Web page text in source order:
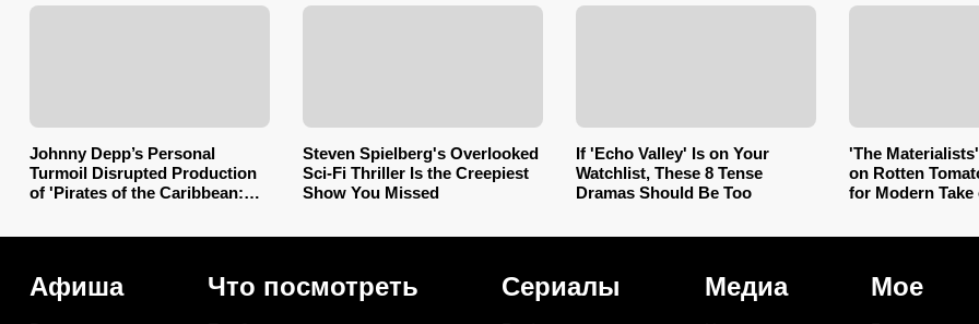
Johnny Depp’s Personal
Turmoil Disrupted Production
of 'Pirates of the Caribbean:
Steven Spielberg's Overlooked
Sci-Fi Thriller Is the Creepiest
Show You Missed
If 'Echo Valley' Is on Your
Watchlist, These 8 Tense
Dramas Should Be Too
'The
on Rotten
for Modern Take
Афиша Что посмотреть Сериалы Медиа Мое